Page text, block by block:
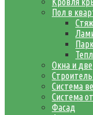
Пол в
Окна и
Система
Система
Фасад